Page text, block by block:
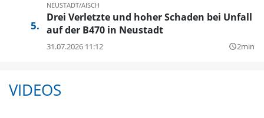
NEUSTADT/AISCH
Drei Verletzte und hoher Schaden bei Unfall
auf der B470 in Neustadt
31.07.2026 11:12 query_builder2min
VIDEOS